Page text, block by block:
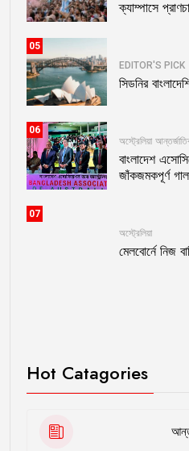
ক্যাম্পাসে
05
EDITOR'S PICK ।
সিডনির
06
অস্ট্রেলিয়া
বাংলাদেশ
জাঁকজমকপূর্ণ
07
অস্ট্রেলিয়া
মেলবোর্নে নিজ
Hot Catagories